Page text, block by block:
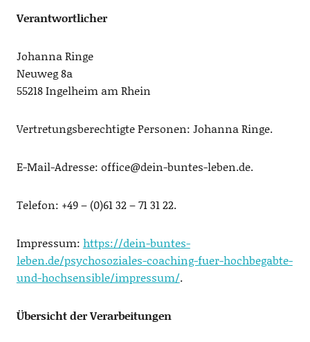
Verantwortlicher
Johanna Ringe
Neuweg 8a
55218 Ingelheim am Rhein
Vertretungsberechtigte Personen: Johanna Ringe.
E-Mail-Adresse: office@dein-buntes-leben.de.
Telefon: +49 – (0)61 32 – 71 31 22.
Impressum: https://dein-buntes-
leben.de/psychosoziales-coaching-fuer-hochbegabte-
und-hochsensible/impressum/.
Übersicht der Verarbeitungen